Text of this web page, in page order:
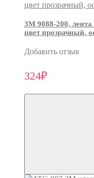
3М 9088-200, лента
цвет прозрачный,
Добавить отзыв
324₽